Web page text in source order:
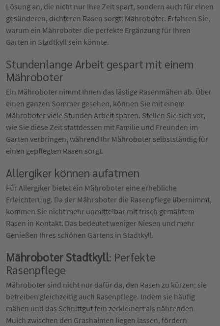
Lösung an, die nicht nur Ihre Zeit spart, sondern auch für einen
gesünderen, dichteren Rasen sorgt: Mähroboter. Erfahren Sie,
warum ein Mähroboter die perfekte Ergänzung für Ihren
Garten in Stadtkyll sein könnte.
Stundenlange Arbeit gespart mit einem
Mähroboter
Ein Mähroboter nimmt Ihnen das lästige Rasenmähen ab. Über
einen ganzen Sommer gesehen, können Sie mit einem
Mähroboter viele Stunden Arbeit sparen. Stellen Sie sich vor,
wie Sie diese Zeit stattdessen mit Familie und Freunden im
Garten verbringen, während Ihr Mähroboter selbstständig für
einen gepflegten Rasen sorgt.
Allergiker können aufatmen
Für Allergiker bietet ein Mähroboter eine erhebliche
Erleichterung. Da der Mähroboter die Rasenpflege übernimmt,
kommen Sie nicht mehr unmittelbar mit frisch gemähtem
Rasen in Kontakt. Das bedeutet weniger Niesen und mehr
Genießen Ihres schönen Gartens in Stadtkyll.
Mähroboter Stadtkyll: Perfekte
Rasenpflege
Mähroboter sind nicht nur dafür da, den Rasen zu kürzen; sie
betreiben gleichzeitig auch Rasenpflege. Indem sie häufig
mähen und das Schnittgut fein zerkleinert als nährenden
Mulch zwischen den Grashalmen liegen lassen, fördern